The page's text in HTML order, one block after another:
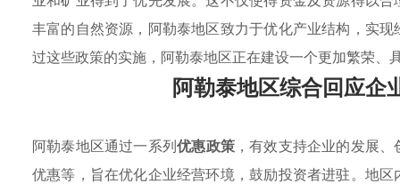
丰富的自然资源，阿勒泰地区致力于优化产业结构，实
过这些政策的实施，阿勒泰地区正在建设一个更加繁荣、
阿勒泰地区综合回应企
阿勒泰地区通过一系列优惠政策，有效支持企业的发展
优惠等，旨在优化企业经营环境，鼓励投资者进驻。地